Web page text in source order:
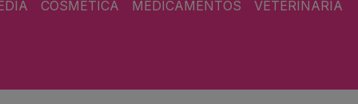
COSMÉTICA MEDICAMENTOS VETERINARIA